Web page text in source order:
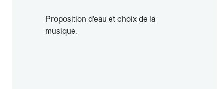
Proposition d’eau et choix de la
musique.